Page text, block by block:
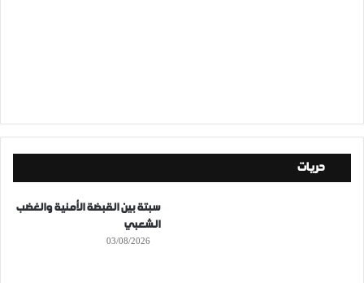
حريات
سبتة بين القبضة الأمنية والغضب
الشعبي
03/08/2026